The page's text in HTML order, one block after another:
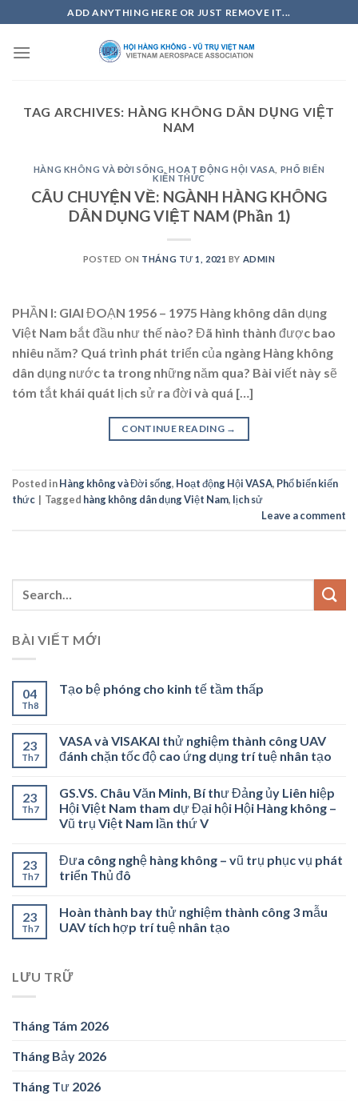
to
content
ADD ANYTHING HERE OR JUST REMOVE IT...
TAG ARCHIVES: HÀNG KHÔNG DÂN DỤNG VIỆT
NAM
HÀNG KHÔNG VÀ ĐỜI SỐNG ,HOẠT ĐỘNG HỘI VASA PHỔ BIẾN
KIẾN THỨC
CÂU CHUYỆN VỀ: NGÀNH HÀNG KHÔNG
DÂN DỤNG VIỆT NAM (Phần 1)
POSTED ON THÁNG TƯ 1, 2021 BY ADMIN
PHẦN I: GIAI ĐOẠN 1956 – 1975 Hàng không dân dụng
Việt Nam bắt đầu như thế nào? Đã hình thành được bao
nhiêu năm? Quá trình phát triển của ngàng Hàng không
dân dụng nước ta trong những năm qua? Bài viết này sẽ
tóm tắt khái quát lịch sử ra đời và quá […]
CONTINUE READING →
Posted inHàng không và Đời sống, Hoạt động Hội VASA, Phổ biến kiến
thức | Tagged hàng không dân dụng Việt Nam, lịch sử
Leave a comment
BÀI VIẾT MỚI
04
Th8
Tạo bệ phóng cho kinh tế tầm thấp
23
Th7
VASA và VISAKAI thử nghiệm thành công UAV
đánh chặn tốc độ cao ứng dụng trí tuệ nhân tạo
23
Th7
GS.VS. Châu Văn Minh, Bí thư Đảng ủy Liên hiệp
Hội Việt Nam tham dự Đại hội Hội Hàng không –
Vũ trụ Việt Nam lần thứ V
23
Th7
Đưa công nghệ hàng không – vũ trụ phục vụ phát
triển Thủ đô
23
Th7
Hoàn thành bay thử nghiệm thành công 3 mẫu
UAV tích hợp trí tuệ nhân tạo
LƯU TRỮ
Tháng Tám 2026
Tháng Bảy 2026
Tháng Tư 2026